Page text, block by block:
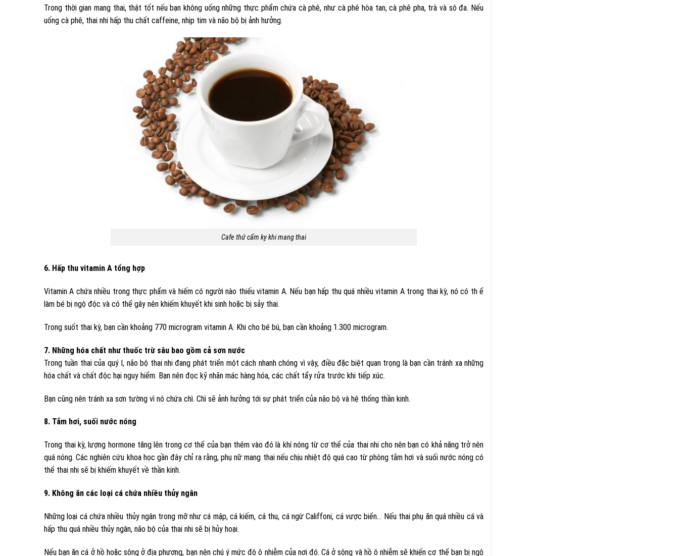
Trong thời gian mang thai, thật tốt nếu bạn không uống những thực phẩm chứa cà phê, như cà phê hòa tan, cà phê pha, trà và sô đa. Nếu
uống cà phê, thai nhi hấp thu chất caffeine, nhịp tim và não bộ bị ảnh hưởng.
Cafe thứ cấm kỵ khi mang thai
6. Hấp thu vitamin A tổng hợp
Vitamin A chứa nhiều trong thực phẩm và hiếm có người nào thiếu vitamin A. Nếu bạn hấp thu quá nhiều vitamin A trong thai kỳ, nó có th ể
làm bé bị ngộ độc và có thể gây nên khiếm khuyết khi sinh hoặc bị sảy thai.
Trong suốt thai kỳ, bạn cần khoảng 770 microgram vitamin A. Khi cho bé bú, bạn cần khoảng 1.300 microgram.
7. Những hóa chất như thuốc trừ sâu bao gồm cả sơn nước
Trong tuần thai của quý I, não bộ thai nhi đang phát triển một cách nhanh chóng vì vậy, điều đặc biệt quan trọng là bạn cần tránh xa những
hóa chất và chất độc hại nguy hiểm. Bạn nên đọc kỹ nhãn mác hàng hóa, các chất tẩy rửa trước khi tiếp xúc.
Bạn cũng nên tránh xa sơn tường vì nó chứa chì. Chì sẽ ảnh hưởng tới sự phát triển của não bộ và hệ thống thần kinh.
8. Tắm hơi, suối nước nóng
Trong thai kỳ, lượng hormone tăng lên trong cơ thể của bạn thêm vào đó là khí nóng từ cơ thể của thai nhi cho nên bạn có khả năng trở nên
quá nóng. Các nghiên cứu khoa học gần đây chỉ ra rằng, phụ nữ mang thai nếu chịu nhiệt độ quá cao từ phòng tắm hơi và suối nước nóng có
thể thai nhi sẽ bị khiếm khuyết về thần kinh.
9. Không ăn các loại cá chứa nhiều thủy ngân
Những loại cá chứa nhiều thủy ngân trong mỡ như cá mập, cá kiếm, cá thu, cá ngừ Califfoni, cá vược biển… Nếu thai phụ ăn quá nhiều cá và
hấp thu quá nhiều thủy ngân, não bộ của thai nhi sẽ bị hủy hoại.
Nếu bạn ăn cá ở hồ hoặc sông ở địa phương, bạn nên chú ý mức độ ô nhiễm của nơi đó. Cá ở sông và hồ ô nhiễm sẽ khiến cơ thể bạn bị ngộ